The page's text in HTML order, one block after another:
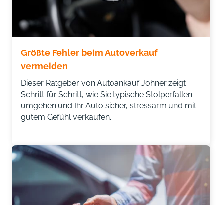
Größte Fehler beim Autoverkauf
vermeiden
Dieser Ratgeber von Autoankauf Johner zeigt
Schritt für Schritt, wie Sie typische Stolperfallen
umgehen und Ihr Auto sicher, stressarm und mit
gutem Gefühl verkaufen.